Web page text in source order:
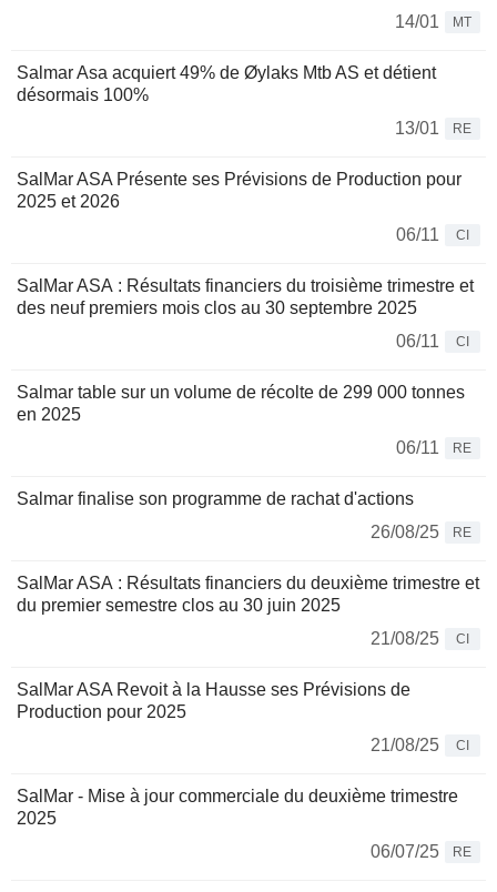
14/01
MT
Salmar Asa acquiert 49% de Øylaks Mtb AS et détient
désormais 100%
13/01
RE
SalMar ASA Présente ses Prévisions de Production pour
2025 et 2026
06/11
CI
SalMar ASA : Résultats financiers du troisième trimestre et
des neuf premiers mois clos au 30 septembre 2025
06/11
CI
Salmar table sur un volume de récolte de 299 000 tonnes
en 2025
06/11
RE
Salmar finalise son programme de rachat d'actions
26/08/25
RE
SalMar ASA : Résultats financiers du deuxième trimestre et
du premier semestre clos au 30 juin 2025
21/08/25
CI
SalMar ASA Revoit à la Hausse ses Prévisions de
Production pour 2025
21/08/25
CI
SalMar - Mise à jour commerciale du deuxième trimestre
2025
06/07/25
RE